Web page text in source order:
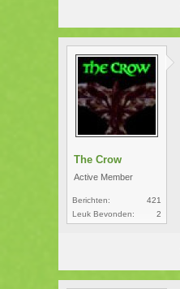
The Crow
Active Member
Berichten:
421
Leuk Bevonden:
2